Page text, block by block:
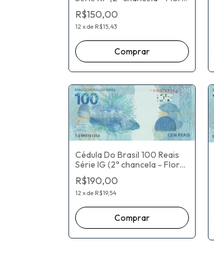
De Estampa) Paulo Roberto
Nunes Guedes / Roberto
Campos Neto
R$150,00
12 xde R$15,43
Cédula Do Brasil 100 Reais
Série IG (2ª chancela - Flor
De Estampa) Eduardo
Refinetti Guardia / Ilan
Goldfajn
R$190,00
12 xde R$19,54